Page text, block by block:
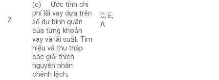
2
(c) Ước tính chi
phí lãi vay dựa trên
số dư bình quân
của từng khoản
vay và lãi suất. Tìm
hiểu và thu thập
các giải thích
nguyên nhân
chênh lệch;
C, E,
A